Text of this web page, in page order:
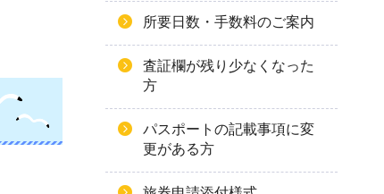
所要日数・手数料のご案内
査証欄が残り少なくなった
方
パスポートの記載事項に変
更がある方